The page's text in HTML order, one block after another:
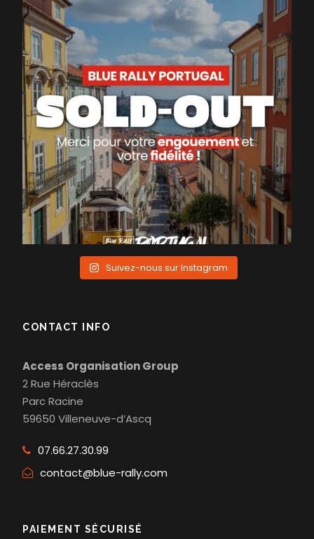
Suivez-nous sur Instagram
CONTACT INFO
Access Organisation Group
2 Rue Héraclès
Parc Racine
59650 Villeneuve-d’Ascq
07.66.27.30.99
contact@blue-rally.com
PAIEMENT SÉCURISÉ